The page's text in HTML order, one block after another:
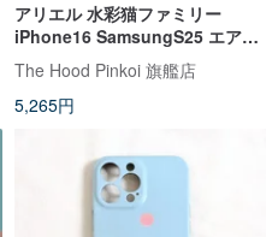
アリエル 水彩猫ファミリー
iPhone16 SamsungS25 エアク
ッション 標準ミラー電話ケース
The Hood Pinkoi 旗艦店
5,265円